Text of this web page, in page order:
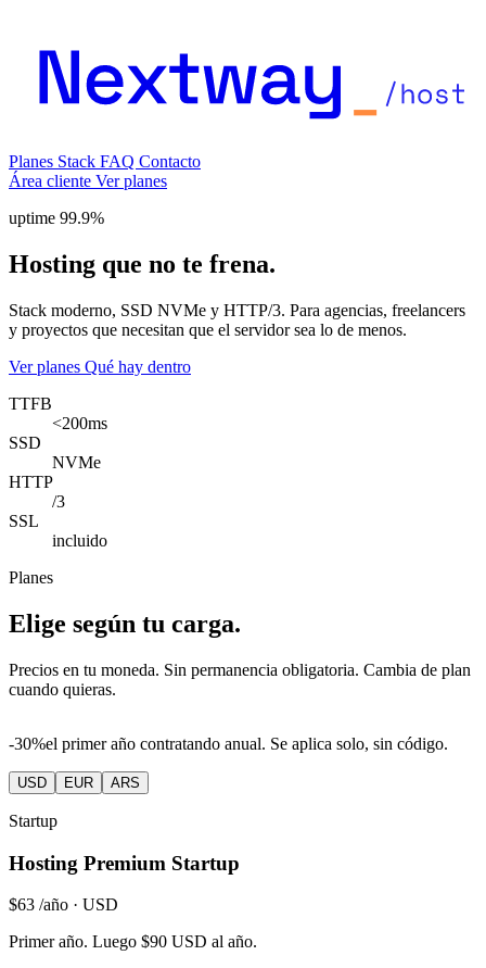
Planes Stack FAQ Contacto
Área cliente Ver planes
uptime 99.9%
Hosting que no te frena.
Stack moderno, SSD NVMe y HTTP/3. Para agencias, freelancers
y proyectos que necesitan que el servidor sea lo de menos.
Ver planes Qué hay dentro
TTFB
<200ms
SSD
NVMe
HTTP
/3
SSL
incluido
Planes
Elige según tu carga.
Precios en tu moneda. Sin permanencia obligatoria. Cambia de plan
cuando quieras.
-30%el primer año contratando anual. Se aplica solo, sin código.
USD EUR ARS
Startup
Hosting Premium Startup
$63 /año · USD
Primer año. Luego $90 USD al año.